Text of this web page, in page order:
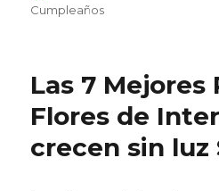
Cumpleaños
Las 7 Mejores
Flores de
crecen sin luz